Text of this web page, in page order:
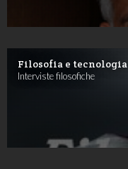
Filosofia e tecnologia
Interviste filosofiche